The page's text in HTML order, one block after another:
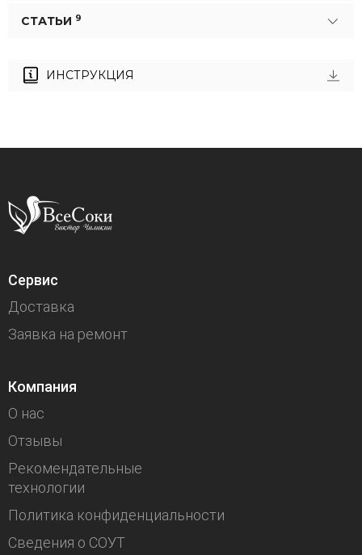
СТАТЬИ 9
ИНСТРУКЦИЯ
Сервис
Доставка
Заявка на ремонт
Компания
О нас
Отзывы
Рекомендательные
технологии
Политика конфиденциальности
Сведения о СОУТ